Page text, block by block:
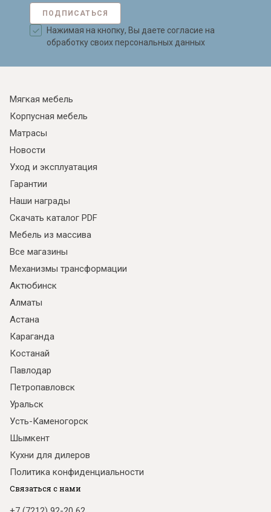
ПОДПИСАТЬСЯ
Нажимая на кнопку, Вы даете согласие на
обработку своих персональных данных
Мягкая мебель
Корпусная мебель
Матрасы
Новости
Уход и эксплуатация
Гарантии
Наши награды
Скачать каталог PDF
Мебель из массива
Все магазины
Механизмы трансформации
Актюбинск
Алматы
Астана
Караганда
Костанай
Павлодар
Петропавловск
Уральск
Усть-Каменогорск
Шымкент
Кухни для дилеров
Политика конфиденциальности
Связаться с нами